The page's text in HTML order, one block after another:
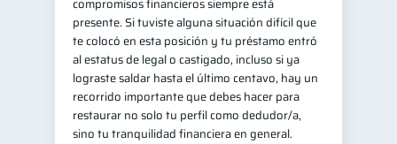
compromisos financieros siempre está
presente. Si tuviste alguna situación difícil que
te colocó en esta posición y tu préstamo entró
al estatus de legal o castigado, incluso si ya
lograste saldar hasta el último centavo, hay un
recorrido importante que debes hacer para
restaurar no solo tu perfil como dedudor/a,
sino tu tranquilidad financiera en general.